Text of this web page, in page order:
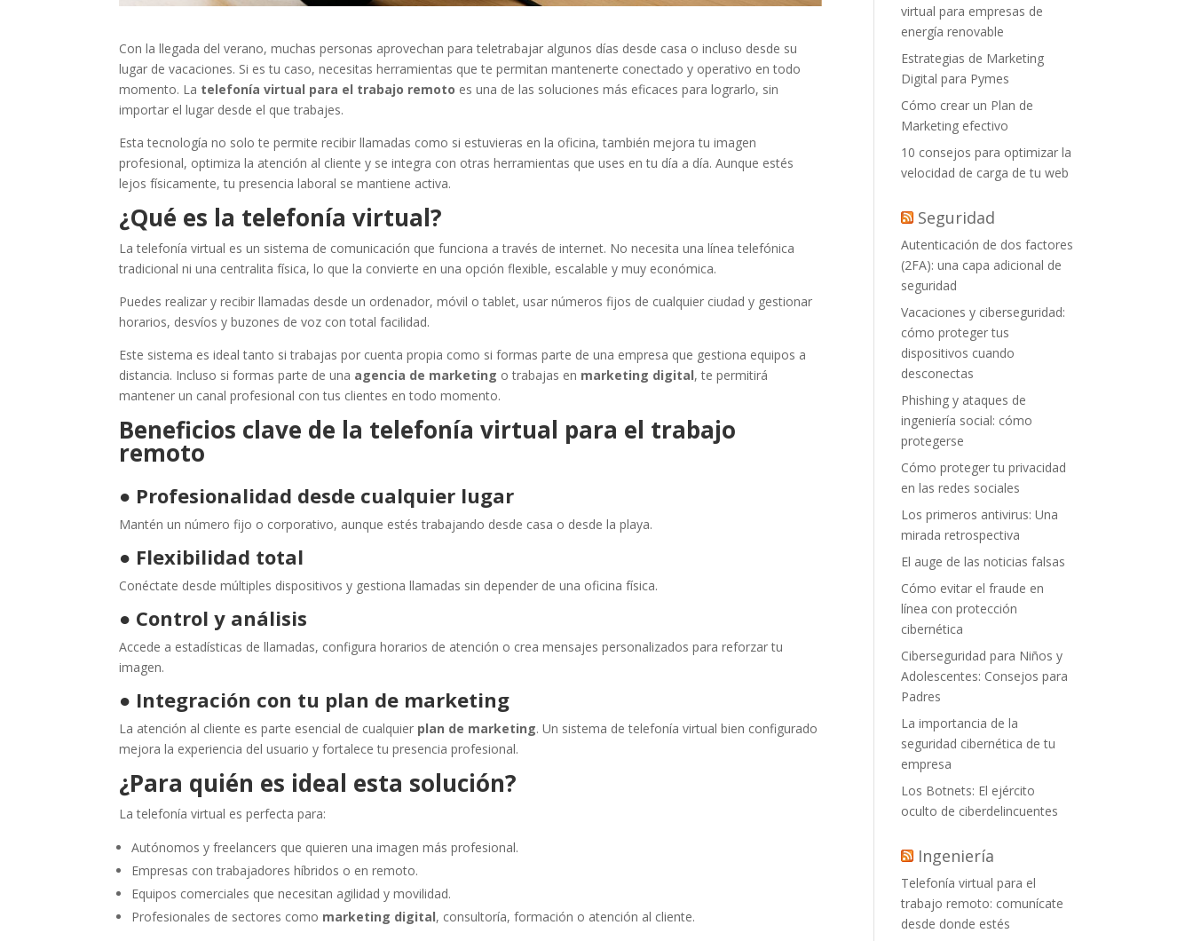
Con la llegada del verano, muchas personas aprovechan para teletrabajar algunos días desde casa o incluso desde su
lugar de vacaciones. Si es tu caso, necesitas herramientas que te permitan mantenerte conectado y operativo en todo
momento. La telefonía virtual para el trabajo remoto es una de las soluciones más eficaces para lograrlo, sin
importar el lugar desde el que trabajes.
Esta tecnología no solo te permite recibir llamadas como si estuvieras en la oficina, también mejora tu imagen
profesional, optimiza la atención al cliente y se integra con otras herramientas que uses en tu día a día. Aunque estés
lejos físicamente, tu presencia laboral se mantiene activa.
¿Qué es la telefonía virtual?
La telefonía virtual es un sistema de comunicación que funciona a través de internet. No necesita una línea telefónica
tradicional ni una centralita física, lo que la convierte en una opción flexible, escalable y muy económica.
Puedes realizar y recibir llamadas desde un ordenador, móvil o tablet, usar números fijos de cualquier ciudad y gestionar
horarios, desvíos y buzones de voz con total facilidad.
Este sistema es ideal tanto si trabajas por cuenta propia como si formas parte de una empresa que gestiona equipos a
distancia. Incluso si formas parte de una agencia de marketing o trabajas en marketing digital, te permitirá
mantener un canal profesional con tus clientes en todo momento.
Beneficios clave de la telefonía virtual para el trabajo
remoto
● Profesionalidad desde cualquier lugar
Mantén un número fijo o corporativo, aunque estés trabajando desde casa o desde la playa.
● Flexibilidad total
Conéctate desde múltiples dispositivos y gestiona llamadas sin depender de una oficina física.
● Control y análisis
Accede a estadísticas de llamadas, configura horarios de atención o crea mensajes personalizados para reforzar tu
imagen.
● Integración con tu plan de marketing
La atención al cliente es parte esencial de cualquier plan de marketing. Un sistema de telefonía virtual bien configurado
mejora la experiencia del usuario y fortalece tu presencia profesional.
¿Para quién es ideal esta solución?
La telefonía virtual es perfecta para:
Autónomos y freelancers que quieren una imagen más profesional.
Empresas con trabajadores híbridos o en remoto.
Equipos comerciales que necesitan agilidad y movilidad.
Profesionales de sectores como marketing digital, consultoría, formación o atención al cliente.
virtual para empresas de
energía renovable
Estrategias de Marketing
Digital para Pymes
Cómo crear un Plan de
Marketing efectivo
10 consejos para optimizar la
velocidad de carga de tu web
Seguridad
Autenticación de dos factores
(2FA): una capa adicional de
seguridad
Vacaciones y ciberseguridad:
cómo proteger tus
dispositivos cuando
desconectas
Phishing y ataques de
ingeniería social: cómo
protegerse
Cómo proteger tu privacidad
en las redes sociales
Los primeros antivirus: Una
mirada retrospectiva
El auge de las noticias falsas
Cómo evitar el fraude en
línea con protección
cibernética
Ciberseguridad para Niños y
Adolescentes: Consejos para
Padres
La importancia de la
seguridad cibernética de tu
empresa
Los Botnets: El ejército
oculto de ciberdelincuentes
Ingeniería
Telefonía virtual para el
trabajo remoto: comunícate
desde donde estés